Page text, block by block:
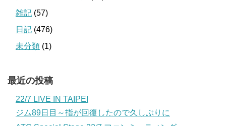
雑記 (57)
日記 (476)
未分類 (1)
最近の投稿
22/7 LIVE IN TAIPEI
ジム89日目～指が回復したので久しぶりに